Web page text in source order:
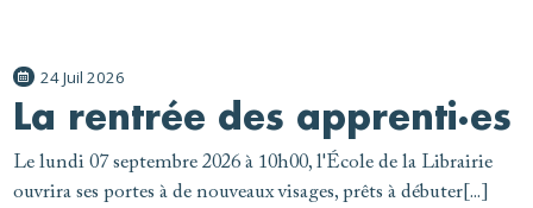
24 Juil 2026
La rentrée des apprenti·es
Le lundi 07 septembre 2026 à 10h00, l'École de la Librairie
ouvrira ses portes à de nouveaux visages, prêts à débuter[...]